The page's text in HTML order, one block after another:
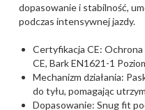
dopasowanie i stabilność,
podczas intensywnej jazdy.
Certyfikacja CE:
CE, Bark EN1621-1
Mechanizm działania:
do tyłu, pomagając
Dopasowanie: Snug fit